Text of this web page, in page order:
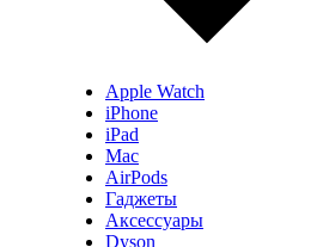
Apple Watch
iPhone
iPad
Mac
AirPods
Гаджеты
Аксессуары
Dyson